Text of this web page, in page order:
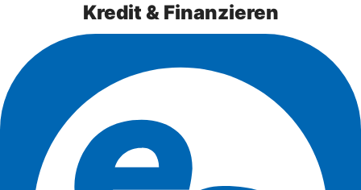
Kredit & Finanzieren